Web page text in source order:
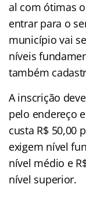
al com ótimas
entrar para o
município vai
níveis
também
A inscrição
pelo endereço
custa R$ 50,00
exigem nível
nível médio e
nível superior.